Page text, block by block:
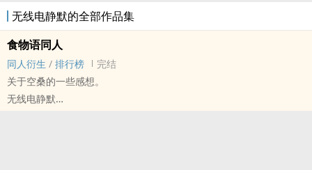
无线电静默的全部作品集
食物语‎‍同‌‌‎人‌
‎‍同‌‌‎人‌衍生 / 排行榜
完结
关于空桑的一些感想。
无线电静默